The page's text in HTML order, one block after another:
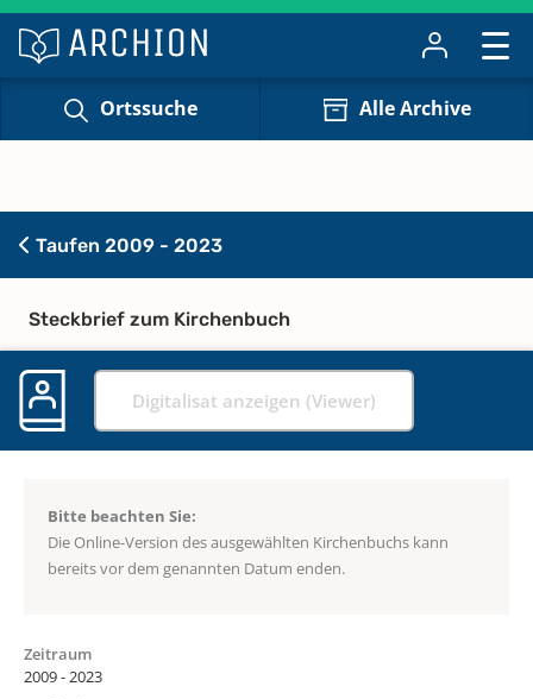
Ortssuche Alle Archive
Taufen 2009 - 2023
Steckbrief zum Kirchenbuch
Digitalisat anzeigen (Viewer)
Bitte beachten Sie:
Die Online-Version des ausgewählten Kirchenbuchs kann
bereits vor dem genannten Datum enden.
Zeitraum
2009 - 2023